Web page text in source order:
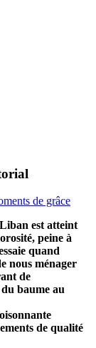
est atteint
peine à
quand
nous ménager
de
baume au
de qualité